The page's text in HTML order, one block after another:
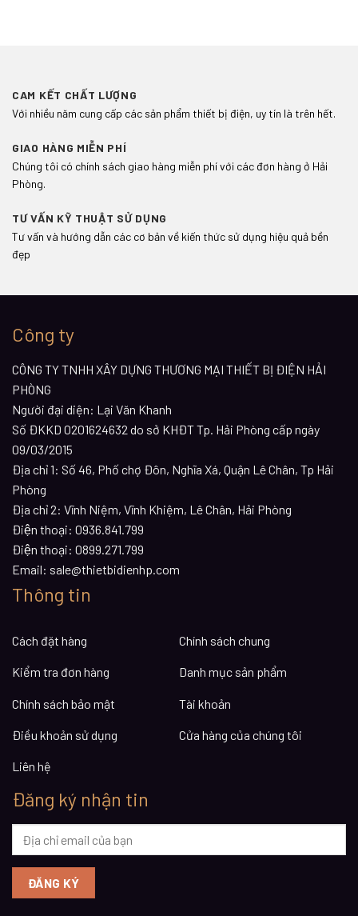
CAM KẾT CHẤT LƯỢNG
Với nhiều năm cung cấp các sản phẩm thiết bị điện, uy tín là trên hết.
GIAO HÀNG MIỄN PHÍ
Chúng tôi có chính sách giao hàng miễn phí với các đơn hàng ở Hải
Phòng.
TƯ VẤN KỸ THUẬT SỬ DỤNG
Tư vấn và hướng dẫn các cơ bản về kiến thức sử dụng hiệu quả bền
đẹp
Công ty
CÔNG TY TNHH XÂY DỰNG THƯƠNG MẠI THIẾT BỊ ĐIỆN HẢI
PHÒNG
Người đại diện: Lại Văn Khanh
Số ĐKKD 0201624632 do sở KHĐT Tp. Hải Phòng cấp ngày
09/03/2015
Địa chỉ 1: Số 46, Phố chợ Đôn, Nghĩa Xá, Quận Lê Chân, Tp Hải
Phòng
Địa chỉ 2: Vĩnh Niệm, Vĩnh Khiệm, Lê Chân, Hải Phòng
Điện thoại: 0936.841.799
Điện thoại: 0899.271.799
Email: sale@thietbidienhp.com
Thông tin
Cách đặt hàng Chính sách chung
Kiểm tra đơn hàng Danh mục sản phẩm
Chính sách bảo mật Tài khoản
Điều khoản sử dụng Cửa hàng của chúng tôi
Liên hệ
Đăng ký nhận tin